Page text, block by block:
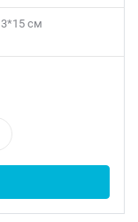
3*15 см